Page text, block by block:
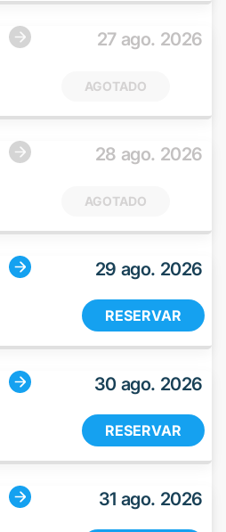
27 ago. 2026
AGOTADO
28 ago. 2026
AGOTADO
29 ago. 2026
RESERVAR
30 ago. 2026
RESERVAR
31 ago. 2026